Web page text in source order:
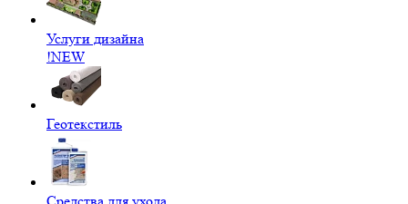
Услуги дизайна
!NEW
Геотекстиль